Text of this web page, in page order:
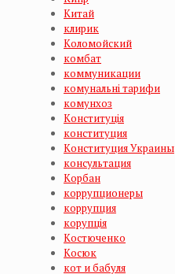
Китай
клирик
Коломойский
комбат
коммуникации
комунальні тарифи
комунхоз
Конституція
конституция
Конституция Украины
консультация
Корбан
коррупционеры
коррупция
корупція
Костюченко
Косюк
кот и бабуля